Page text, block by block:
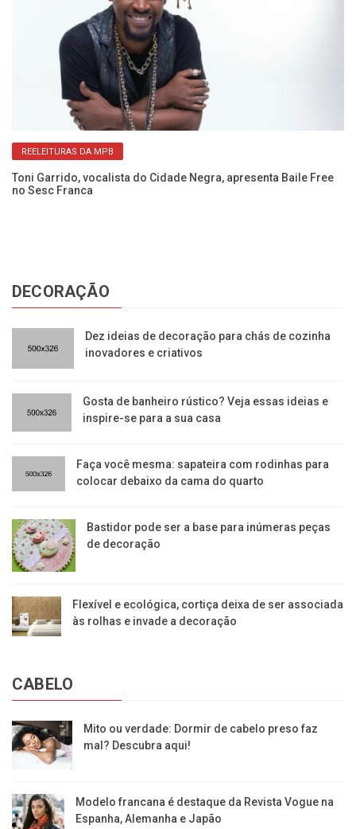
REELEITURAS DA MPB
Toni Garrido, vocalista do Cidade Negra, apresenta Baile Free
no Sesc Franca
DECORAÇÃO
Dez ideias de decoração para chás de cozinha
inovadores e criativos
Gosta de banheiro rústico? Veja essas ideias e
inspire-se para a sua casa
Faça você mesma: sapateira com rodinhas para
colocar debaixo da cama do quarto
Bastidor pode ser a base para inúmeras peças
de decoração
Flexível e ecológica, cortiça deixa de ser associada
às rolhas e invade a decoração
CABELO
Mito ou verdade: Dormir de cabelo preso faz
mal? Descubra aqui!
Modelo francana é destaque da Revista Vogue na
Espanha, Alemanha e Japão